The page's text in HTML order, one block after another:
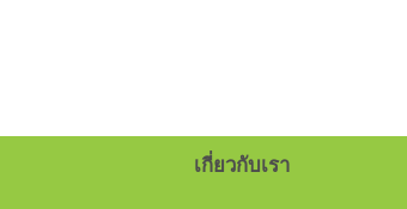
เกี่ยวกับเรา